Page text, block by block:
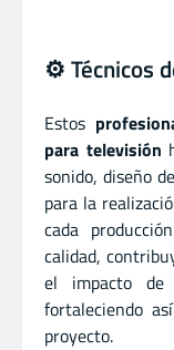
⚙️ Técnicos
Estos
para televisión
sonido, diseño
para la
cada
calidad,
el impacto de
fortaleciendo
proyecto.